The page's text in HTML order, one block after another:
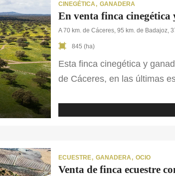
CINEGÉTICA GANADERA
En venta finca cinegética
A 70 km. de Cáceres, 95 km. de Badajoz,
845 (ha)
Esta finca cinegética y
de Cáceres, en las últimas
representativos de
ECUESTRE GANADERA OCIO
Venta de finca ecuestre